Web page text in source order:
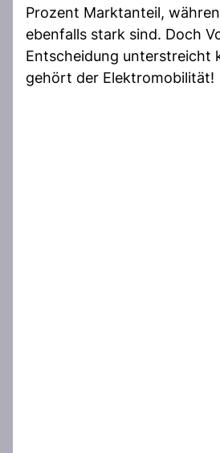
Prozent Marktanteil,
ebenfalls stark sind. Doch
Entscheidung unterstreicht
gehört der Elektromobilität!